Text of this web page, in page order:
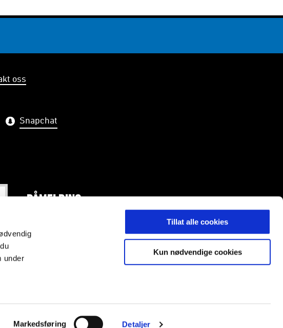
under
Markedsføring Detaljer
Tillat alle cookies
Kun nødvendige cookies
oss
Snapchat
PÅMELDING
drømmer
med
post@ranheimfotball.no